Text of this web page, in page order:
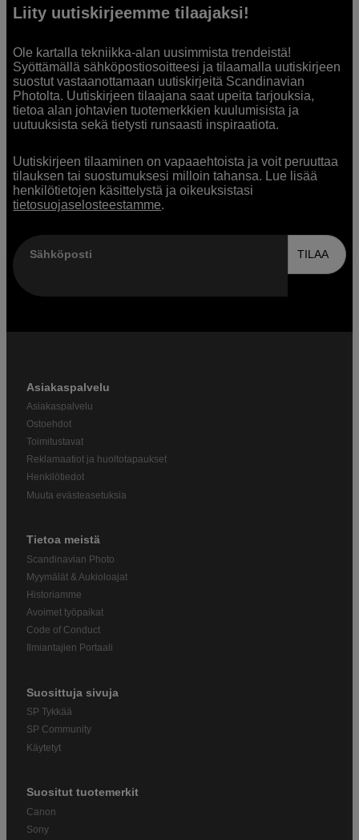
Liity uutiskirjeemme tilaajaksi!
Ole kartalla tekniikka-alan uusimmista trendeistä!
Syöttämällä sähköpostiosoitteesi ja tilaamalla uutiskirjeen
suostut vastaanottamaan uutiskirjeitä Scandinavian
Photolta. Uutiskirjeen tilaajana saat upeita tarjouksia,
tietoa alan johtavien tuotemerkkien kuulumisista ja
uutuuksista sekä tietysti runsaasti inspiraatiota.
Uutiskirjeen tilaaminen on vapaaehtoista ja voit peruuttaa
tilauksen tai suostumuksesi milloin tahansa. Lue lisää
henkilötietojen käsittelystä ja oikeuksistasi
tietosuojaselosteestamme.
Sähköposti TILAA
Asiakaspalvelu
Asiakaspalvelu
Ostoehdot
Toimitustavat
Reklamaatiot ja huoltotapaukset
Henkilötiedot
Muuta evästeasetuksia
Tietoa meistä
Scandinavian Photo
Myymälät & Aukioloajat
Historiamme
Avoimet työpaikat
Code of Conduct
Ilmiantajien Portaali
Suosittuja sivuja
SP Tykkää
SP Community
Käytetyt
Suositut tuotemerkit
Canon
Sony